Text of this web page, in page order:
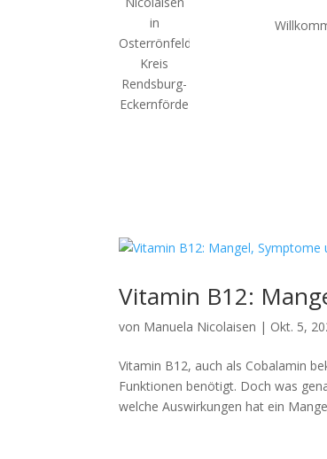
Vitamin B12:
von Manuela Nicolaisen | Okt. 5,
Vitamin B12, auch als Cobalamin
Funktionen benötigt. Doch was
welche Auswirkungen hat ein